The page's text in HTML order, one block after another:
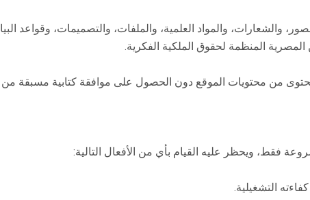
والشعارات، والمواد العلمية، والملفات، والتصميمات، وقواعد
المصرية المنظمة لحقوق الملكية الفكرية.
من محتويات الموقع دون الحصول على موافقة كتابية مسبقة من
فقط، ويحظر عليه القيام بأي من الأفعال التالية:
التشغيلية.